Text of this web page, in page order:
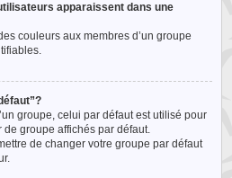
apparaissent dans une
couleurs aux membres d’un groupe
groupe, celui par défaut est utilisé pour
groupe affichés par défaut.
de changer votre groupe par défaut